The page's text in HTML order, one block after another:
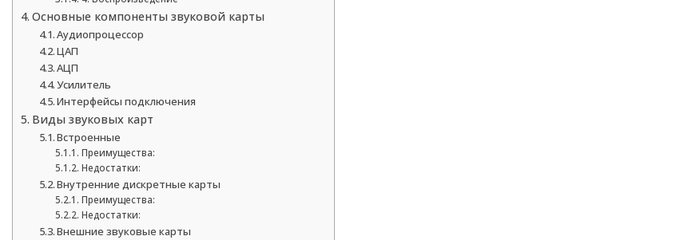
Основные компоненты звуковой карты
Аудиопроцессор
ЦАП
АЦП
Усилитель
Интерфейсы подключения
Виды звуковых карт
Встроенные
Преимущества:
Недостатки:
Внутренние дискретные карты
Преимущества:
Недостатки:
Внешние звуковые карты